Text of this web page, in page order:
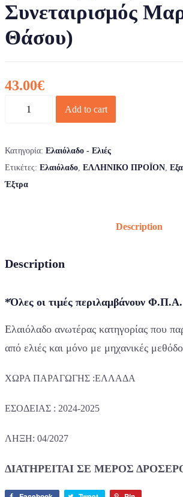
Συνεταιρισμός
Θάσου)
43.00€
Ποσότητα Add to cart
Κατηγορία: Ελαιόλαδο - Ελιές
Ετικέτες: Ελαιόλαδο, ΕΛΛΗΝΙΚΟ ΠΡΟΪΟΝ,
Έξτρα
Description
Description
*Όλες οι τιμές περιλαμβάνουν Φ.Π.Α.
Ελαιόλαδο ανωτέρας κατηγορίας που
από ελιές και μόνο με μηχανικές
ΧΩΡΑ ΠΑΡΑΓΩΓΗΣ :ΕΛΛΑΔΑ
ΕΣΟΔΕΙΑΣ : 2024-2025
ΛΗΞΗ: 04/2027
ΔΙΑΤΗΡΕΙΤΑΙ ΣΕ ΜΕΡΟΣ